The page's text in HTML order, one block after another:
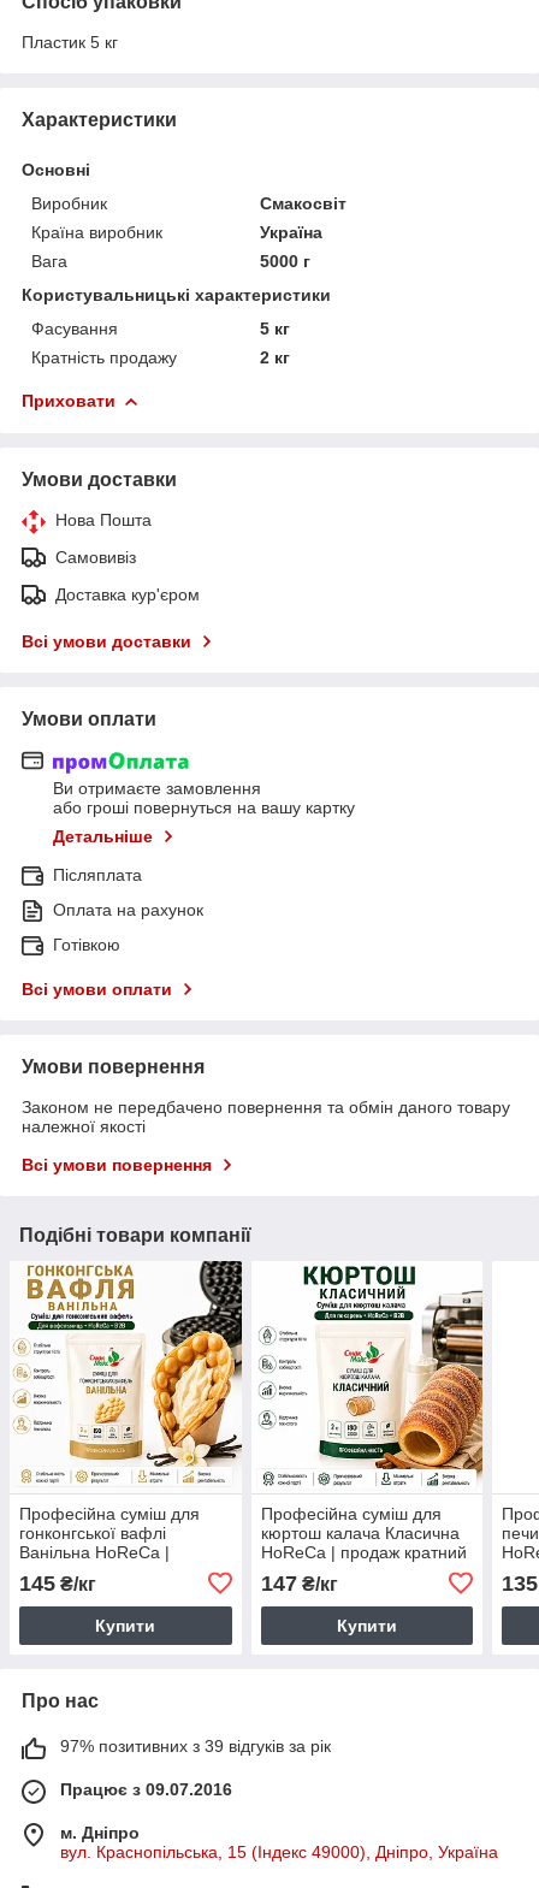
Пластик 5 кг
Характеристики
Основні
Виробник
Смакосвіт
Країна виробник
Україна
Вага
5000 г
Користувальницькі характеристики
Фасування
5 кг
Кратність продажу
2 кг
Приховати
Умови доставки
Нова Пошта
Самовивіз
Доставка кур'єром
Всі умови доставки
Умови оплати
Ви отримаєте замовлення
або гроші повернуться на вашу картку
Детальніше
Післяплата
Оплата на рахунок
Готівкою
Всі умови оплати
Умови повернення
Законом не передбачено повернення та обмін даного товару
належної якості
Всі умови повернення
Подібні товари компанії
Професійна суміш для
гонконгської вафлі
Ванільна HoReCa |
145 ₴/кг
Купити
Професійна суміш для
кюртош калача Класична
HoReCa | продаж кратний
147₴/кг
Купити
135
Про нас
97% позитивних з 39 відгуків за рік
Працює з 09.07.2016
м. Дніпро
вул. Краснопільська, 15 (Індекс 49000), Дніпро, Україна